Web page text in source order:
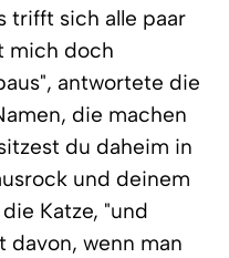
trifft sich alle paar
mich doch
antwortete die
die machen
du daheim in
und deinem
Katze, "und
davon, wenn man